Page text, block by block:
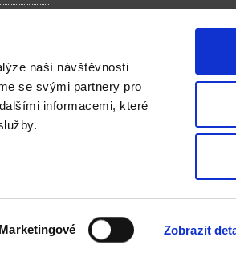
naší návštěvnosti
se svými partnery pro
informacemi, které
Marketingové Zobrazit
poháníWebový obchodod Optimal